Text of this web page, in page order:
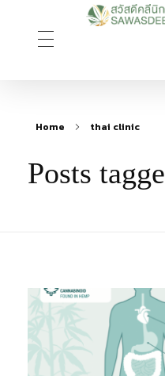
Home thai clinic
Posts